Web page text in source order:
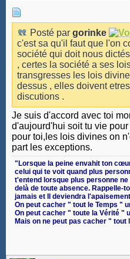
Posté par gorinke
c'est sa qu'il faut que l'on
société qui doit nous
, certes la société a ses
transgresses les lois
dessus , elles doivent
discutions .
Je suis d'accord avec toi
d'aujourd'hui soit tu vie
pour toi,les lois divines on
part les exceptions.
‎"Lorsque la peine envahit ton
celui qui te voit quand plus
t'entend lorsque plus personne
delà de toute absence. Rappelle-
jamais et Il deviendra
On peut cacher " tout le Temps "
On peut cacher " toute la Vérité "
Mais on ne peut pas cacher " tout